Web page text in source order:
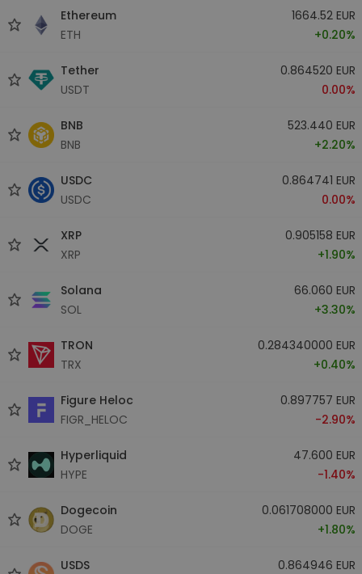
Ethereum
ETH
1664.52 EUR
+0.20%
Tether
USDT
0.864520 EUR
0.00%
BNB
BNB
523.440 EUR
+2.20%
USDC
USDC
0.864741 EUR
0.00%
XRP
XRP
0.905158 EUR
+1.90%
Solana
SOL
66.060 EUR
+3.30%
TRON
TRX
0.284340000 EUR
+0.40%
Figure Heloc
FIGR_HELOC
0.897757 EUR
-2.90%
Hyperliquid
HYPE
47.600 EUR
-1.40%
Dogecoin
DOGE
0.061708000 EUR
+1.80%
USDS
0.864946 EUR